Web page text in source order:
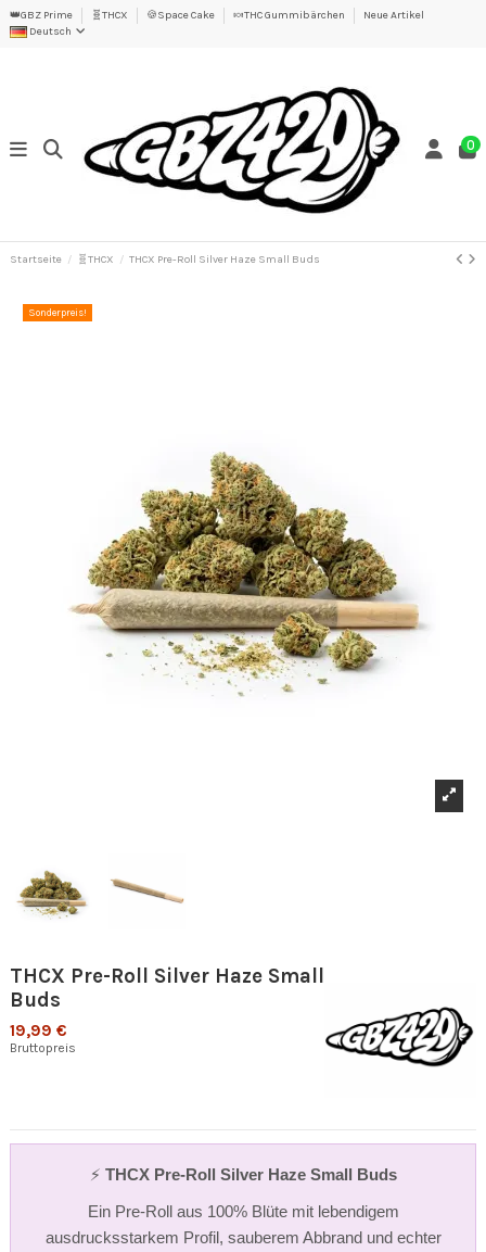
👑GBZ Prime 🧬THCX 🍪Space Cake 🍬THC Gummibärchen
Neue Artikel
Deutsch
0
Startseite 🧬THCX THCX Pre-Roll Silver Haze Small Buds
Sonderpreis!
THCX Pre-Roll Silver Haze Small
Buds
19,99 €
Bruttopreis
⚡ THCX Pre-Roll Silver Haze Small Buds
Ein Pre-Roll aus 100% Blüte mit lebendigem
ausdrucksstarkem Profil, sauberem Abbrand und echter